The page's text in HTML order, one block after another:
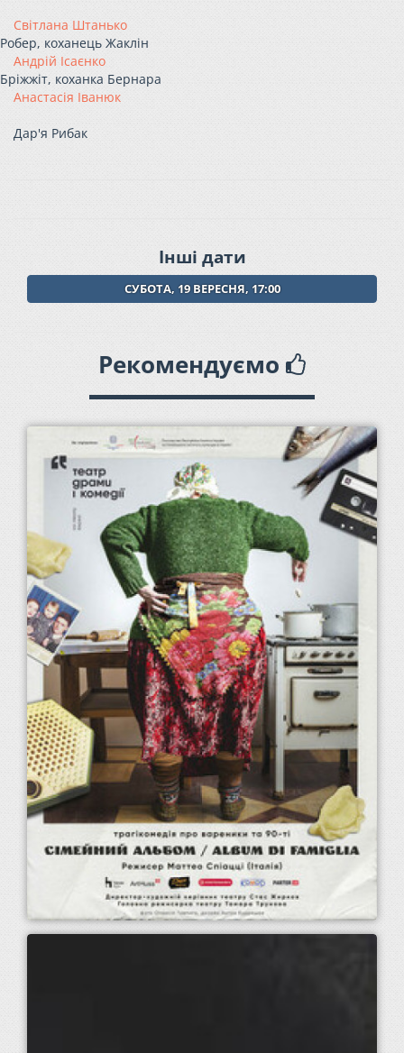
Світлана Штанько
Робер, коханець Жаклін
Андрій Ісаєнко
Бріжжіт, коханка Бернара
Анастасія Іванюк
Дар'я Рибак
Інші дати
СУБОТА, 19 ВЕРЕСНЯ, 17:00
Рекомендуємо